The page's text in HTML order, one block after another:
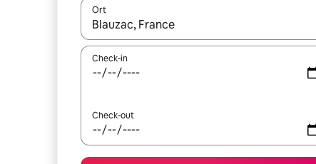
Ort
Wenn Ergebnisse verfügbar sind, navigiere mit
Check-in
Check-out